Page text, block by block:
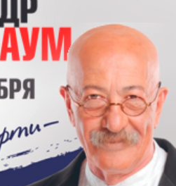
Ария Странника
Юдифи»
(1867–1948) Ария Мадлен из
Песнь Маргариты из
Монолог Чио-Чио-
Баттерфляй»
Ария Аиды из оперы